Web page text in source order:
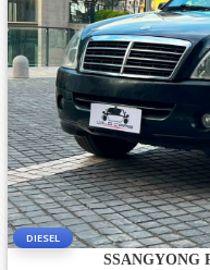
DIESEL
SSANGYONG